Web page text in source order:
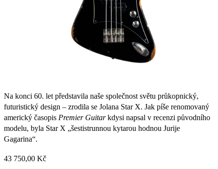
Na konci 60. let představila naše společnost světu průkopnický,
futuristický design – zrodila se Jolana Star X. Jak píše renomovaný
americký časopis Premier Guitarkdysi napsal v recenzi původního
modelu, byla Star X „šestistrunnou kytarou hodnou Jurije
Gagarina“.
43 750,00 Kč